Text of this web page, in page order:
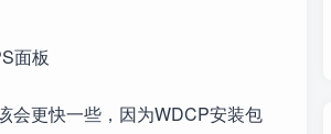
会更快一些，因为WDCP安装包